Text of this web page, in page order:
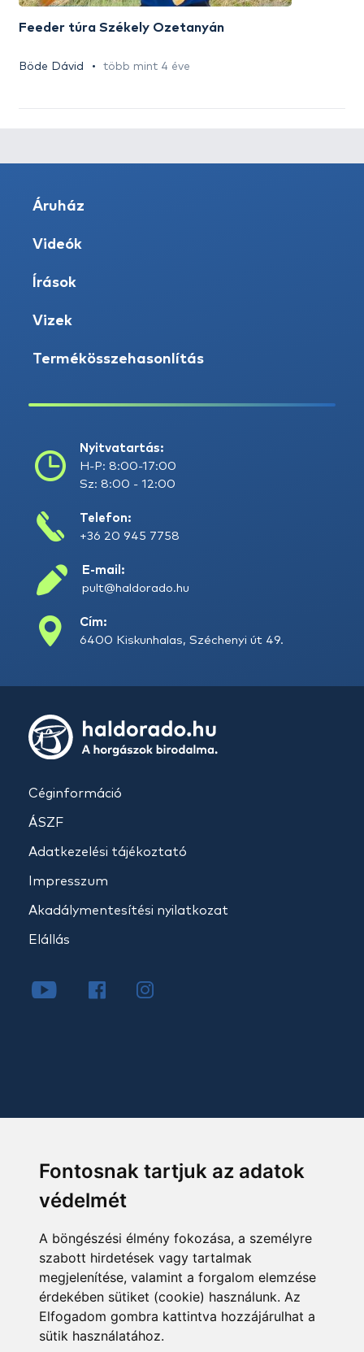
Fontosnak tartjuk az adatok
védelmét
A böngészési élmény fokozása, a személyre
szabott hirdetések vagy tartalmak
megjelenítése, valamint a forgalom elemzése
érdekében sütiket (cookie) használunk. Az
Elfogadom gombra kattintva hozzájárulhat a
sütik használatához.
Feeder túra Székely Őzetanyán
Böde Dávid több mint 4 éve
Áruház
Videók
Írások
Vizek
Termékösszehasonlítás
Nyitvatartás:
H-P: 8:00-17:00
Sz: 8:00 - 12:00
Telefon:
+36 20 945 7758
E-mail:
pult@haldorado.hu
Cím:
6400 Kiskunhalas, Széchenyi út 49.
Céginformáció
ÁSZF
Adatkezelési tájékoztató
Impresszum
Akadálymentesítési nyilatkozat
Elállás